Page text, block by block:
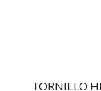
TORNILLO